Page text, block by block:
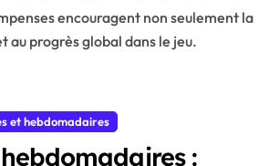
encouragent non seulement la
progrès global dans le jeu.
et hebdomadaires
: